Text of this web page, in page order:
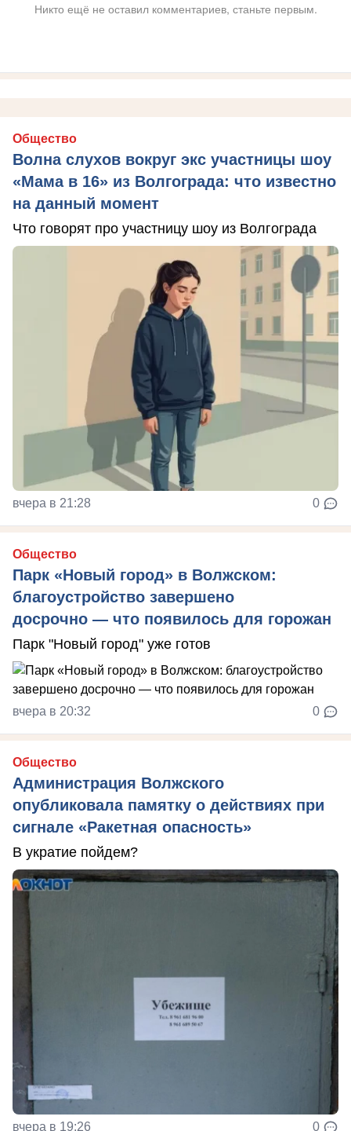
Никто ещё не оставил комментариев, станьте первым.
Общество
Волна слухов вокруг экс участницы шоу
«Мама в 16» из Волгограда: что известно
на данный момент
Что говорят про участницу шоу из Волгограда
вчера в 21:28 0
Общество
Парк «Новый город» в Волжском:
благоустройство завершено
досрочно — что появилось для горожан
Парк "Новый город" уже готов
вчера в 20:32 0
Общество
Администрация Волжского
опубликовала памятку о действиях при
сигнале «Ракетная опасность»
В укратие пойдем?
вчера в 19:26 0